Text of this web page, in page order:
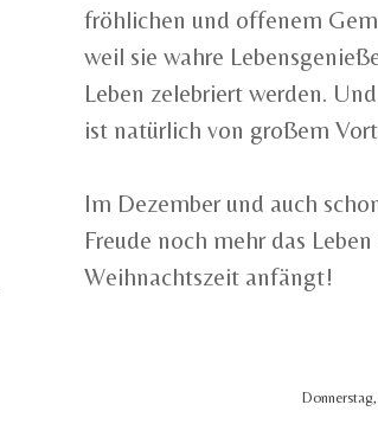
fröhlichen und offenem
weil sie wahre
Leben zelebriert werden.
ist natürlich von großem
Im Dezember und auch
Freude noch mehr das
Weihnachtszeit anfängt!